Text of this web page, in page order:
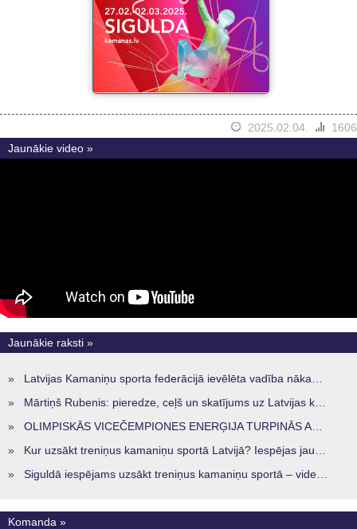
2025.02.04.
1606
Jaunākie video »
Jaunākie raksti »
» Latvijas Kamaniņu sporta federācijā ievēlēta vadība nākamajam četru gadu termiņam
» Mārtiņš Rubenis: pieredze, ceļš un skatījums uz Latvijas kamaniņu sportu
» OLIMPISKĀS VICEČEMPIONES ENERĢIJA TURPINĀS ARĪ STARPSEZONĀ
» Kur uzsākt treniņus kamaniņu sportā Latvijā? Iespējas jaunajiem sportistiem visos reģionos
» Siguldā iespējams uzsākt treniņus kamaniņu sportā – vide, kur veidojas nākamā sportistu paaudze
Komanda »